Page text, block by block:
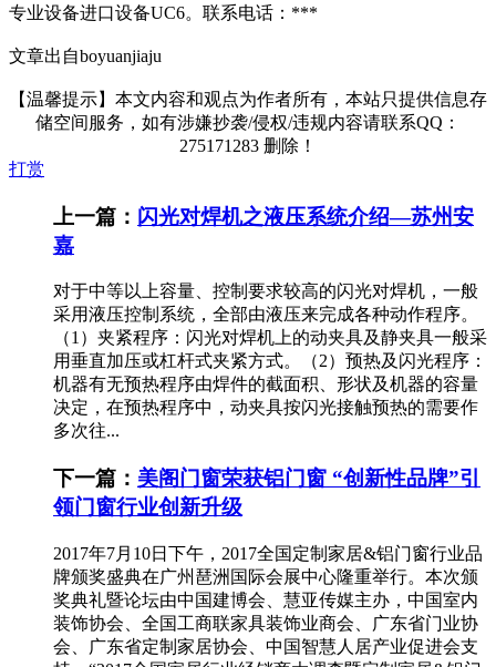
专业设备进口设备UC6。联系电话：***
文章出自boyuanjiaju
【温馨提示】本文内容和观点为作者所有，本站只提供信息存
储空间服务，如有涉嫌抄袭/侵权/违规内容请联系QQ：
275171283 删除！
打赏
上一篇： 闪光对焊机之液压系统介绍—苏州安
嘉
对于中等以上容量、控制要求较高的闪光对焊机，一般
采用液压控制系统，全部由液压来完成各种动作程序。
（1）夹紧程序：闪光对焊机上的动夹具及静夹具一般采
用垂直加压或杠杆式夹紧方式。（2）预热及闪光程序：
机器有无预热程序由焊件的截面积、形状及机器的容量
决定，在预热程序中，动夹具按闪光接触预热的需要作
多次往...
下一篇： 美阁门窗荣获铝门窗 “创新性品牌”引
领门窗行业创新升级
2017年7月10日下午，2017全国定制家居&铝门窗行业品
牌颁奖盛典在广州琶洲国际会展中心隆重举行。本次颁
奖典礼暨论坛由中国建博会、慧亚传媒主办，中国室内
装饰协会、全国工商联家具装饰业商会、广东省门业协
会、广东省定制家居协会、中国智慧人居产业促进会支